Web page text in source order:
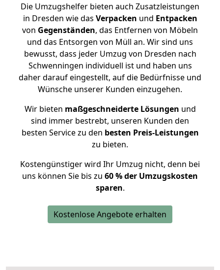
Die Umzugshelfer bieten auch Zusatzleistungen
in Dresden wie das Verpacken und Entpacken
von Gegenständen, das Entfernen von Möbeln
und das Entsorgen von Müll an. Wir sind uns
bewusst, dass jeder Umzug von Dresden nach
Schwenningen individuell ist und haben uns
daher darauf eingestellt, auf die Bedürfnisse und
Wünsche unserer Kunden einzugehen.
Wir bieten maßgeschneiderte Lösungen und
sind immer bestrebt, unseren Kunden den
besten Service zu den besten Preis-Leistungen
zu bieten.
Kostengünstiger wird Ihr Umzug nicht, denn bei
uns können Sie bis zu 60 % der Umzugskosten
sparen.
Kostenlose Angebote erhalten